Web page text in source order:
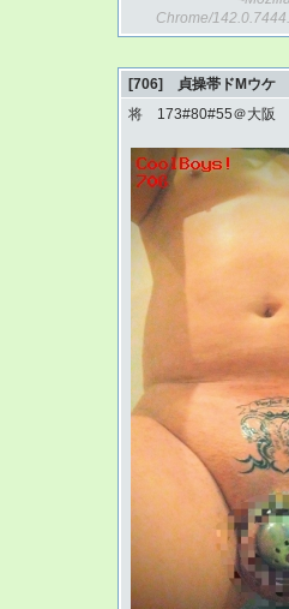
Chrome/
[706] 貞操帯ドMウケ
将 173#80#55＠大阪